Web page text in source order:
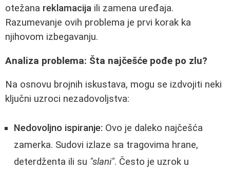
otežana reklamacija ili zamena uređaja.
Razumevanje ovih problema je prvi korak ka
njihovom izbegavanju.
Analiza problema: Šta najčešće pođe po zlu?
Na osnovu brojnih iskustava, mogu se izdvojiti neki
ključni uzroci nezadovoljstva:
Nedovoljno ispiranje: Ovo je daleko najčešća
zamerka. Sudovi izlaze sa tragovima hrane,
deterdženta ili su "slani". Često je uzrok u